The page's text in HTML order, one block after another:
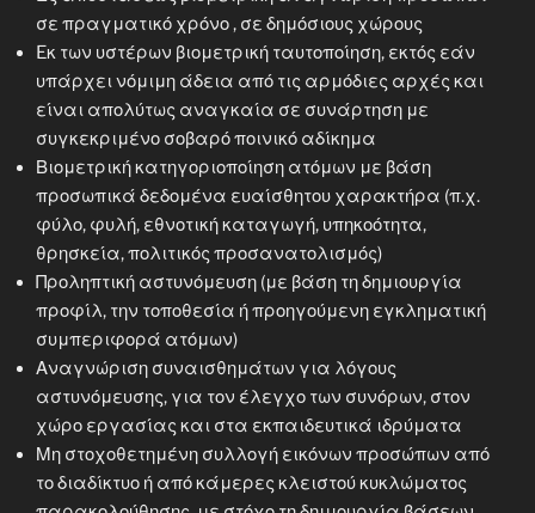
σε πραγματικό χρόνο , σε δημόσιους χώρους
Eκ των υστέρων βιομετρική ταυτοποίηση, εκτός εάν
υπάρχει νόμιμη άδεια από τις αρμόδιες αρχές και
είναι απολύτως αναγκαία σε συνάρτηση με
συγκεκριμένο σοβαρό ποινικό αδίκημα
Βιομετρική κατηγοριοποίηση ατόμων με βάση
προσωπικά δεδομένα ευαίσθητου χαρακτήρα (π.χ.
φύλο, φυλή, εθνοτική καταγωγή, υπηκοότητα,
θρησκεία, πολιτικός προσανατολισμός)
Προληπτική αστυνόμευση (με βάση τη δημιουργία
προφίλ, την τοποθεσία ή προηγούμενη εγκληματική
συμπεριφορά ατόμων)
Αναγνώριση συναισθημάτων για λόγους
αστυνόμευσης, για τον έλεγχο των συνόρων, στον
χώρο εργασίας και στα εκπαιδευτικά ιδρύματα
Μη στοχοθετημένη συλλογή εικόνων προσώπων από
το διαδίκτυο ή από κάμερες κλειστού κυκλώματος